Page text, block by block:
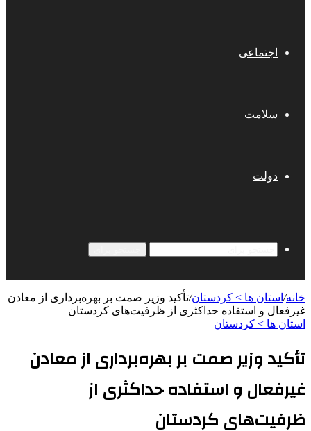
اجتماعی
سلامت
دولت
خانه/ استان ها > کردستان/تأکید وزیر صمت بر بهره‌برداری از معادن
غیرفعال و استفاده حداکثری از ظرفیت‌های کردستان
استان ها > کردستان
تأکید وزیر صمت بر بهره‌برداری از معادن
غیرفعال و استفاده حداکثری از
ظرفیت‌های کردستان